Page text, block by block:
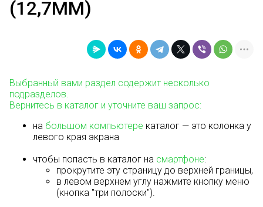
(12,7ММ)
Выбранный вами раздел содержит несколько
подразделов.
Вернитесь в каталог и уточните ваш запрос:
на большом компьютере каталог — это колонка у
левого края экрана
чтобы попасть в каталог на смартфоне:
прокрутите эту страницу до верхней границы,
в левом верхнем углу нажмите кнопку меню
(кнопка "три полоски").